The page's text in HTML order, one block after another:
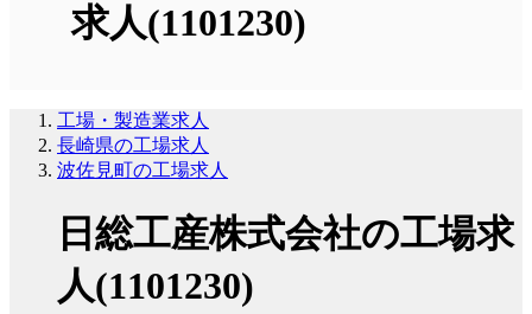
求人(1101230)
工場・製造業求人
長崎県の工場求人
波佐見町の工場求人
日総工産株式会社の工場求
人(1101230)